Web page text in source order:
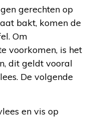
gerechten op
bakt, komen de
Om
voorkomen, is het
dit geldt vooral
De volgende
en vis op